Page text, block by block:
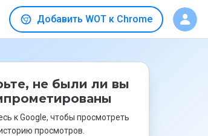
Добавить WOT к Chrome
не были ли вы
к Google, чтобы просмотреть
просмотров.